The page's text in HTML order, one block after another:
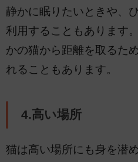
静かに眠りたいときや、
利用することもあります
かの猫から距離を取るた
れることもあります。
4.高い場所
猫は高い場所にも身を潜